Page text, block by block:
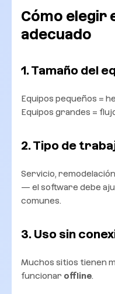
Cómo elegir
adecuado
1. Tamaño del
Equipos pequeños =
Equipos grandes =
2. Tipo de
Servicio,
— el software debe
comunes.
3. Uso sin
Muchos sitios tienen
funcionar offline.